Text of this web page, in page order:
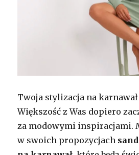
Twoja stylizacja na
Większość z Was dopiero
za modowymi inspiracjami.
w swoich propozycjach